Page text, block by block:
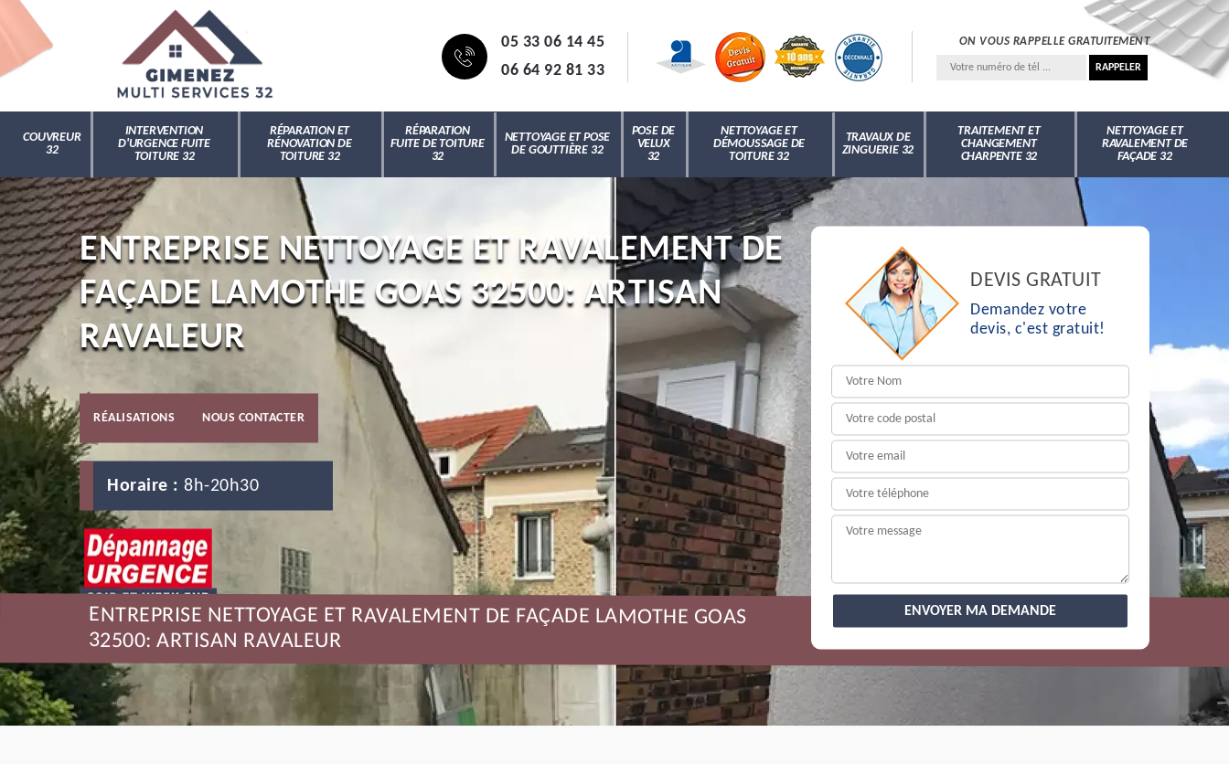
05 33 06 14 45
06 64 92 81 33
ON VOUS RAPPELLE GRATUITEMENT
COUVREUR
32
INTERVENTION
D'URGENCE FUITE
TOITURE 32
RÉPARATION ET
RÉNOVATION DE
TOITURE 32
RÉPARATION
FUITE DE TOITURE
32
NETTOYAGE ET POSE
DE GOUTTIÈRE 32
POSE DE
VELUX
32
NETTOYAGE ET
DÉMOUSSAGE DE
TOITURE 32
TRAVAUX DE
ZINGUERIE 32
TRAITEMENT ET
CHANGEMENT
CHARPENTE 32
NETTOYAGE ET
RAVALEMENT DE
FAÇADE 32
ENTREPRISE NETTOYAGE ET RAVALEMENT DE
FAÇADE LAMOTHE GOAS 32500: ARTISAN
RAVALEUR
RÉALISATIONS NOUS CONTACTER
Horaire : 8h-20h30
DEVIS GRATUIT
Demandez votre
devis, c'est gratuit!
ENTREPRISE NETTOYAGE ET RAVALEMENT DE FAÇADE LAMOTHE GOAS
32500: ARTISAN RAVALEUR